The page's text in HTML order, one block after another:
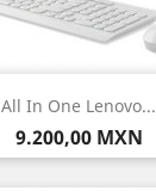
All In One Lenovo...
Precio
9.200,00 MXN